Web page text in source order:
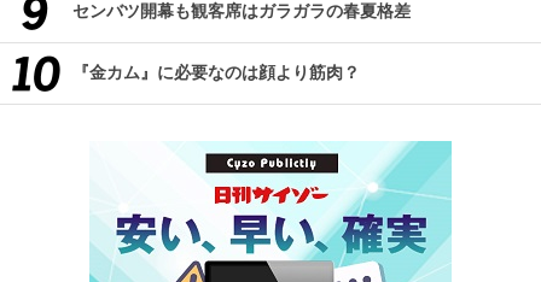
センバツ開幕も観客席はガラガラの春夏格差
『金カム』に必要なのは顔より筋肉？